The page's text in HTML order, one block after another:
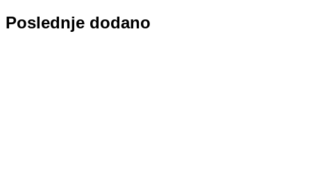
Poslednje dodano